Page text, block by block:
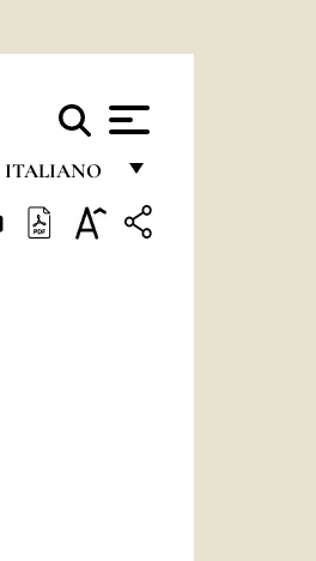
ITALIANO
FRANÇAIS